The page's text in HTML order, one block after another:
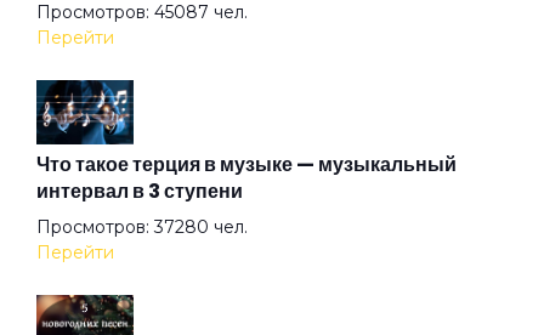
Вот же это слово
Вот и тень моя...
Вот и я не иду до конца
Просмотров: 45087 чел.
Перейти
Что такое терция в музыке — музыкальный
интервал в 3 ступени
Просмотров: 37280 чел.
Перейти